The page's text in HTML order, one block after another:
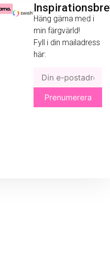
Häng gärna med i
min färgvärld!
Fyll i din mailadress
här: